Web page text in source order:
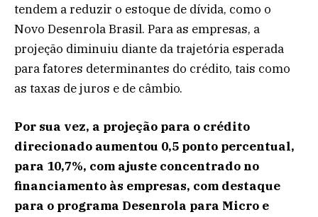
tendem a reduzir o estoque de dívida, como o
Novo Desenrola Brasil. Para as empresas, a
projeção diminuiu diante da trajetória esperada
para fatores determinantes do crédito, tais como
as taxas de juros e de câmbio.
Por sua vez, a projeção para o crédito
direcionado aumentou 0,5 ponto percentual,
para 10,7%, com ajuste concentrado no
financiamento às empresas, com destaque
para o programa Desenrola para Micro e